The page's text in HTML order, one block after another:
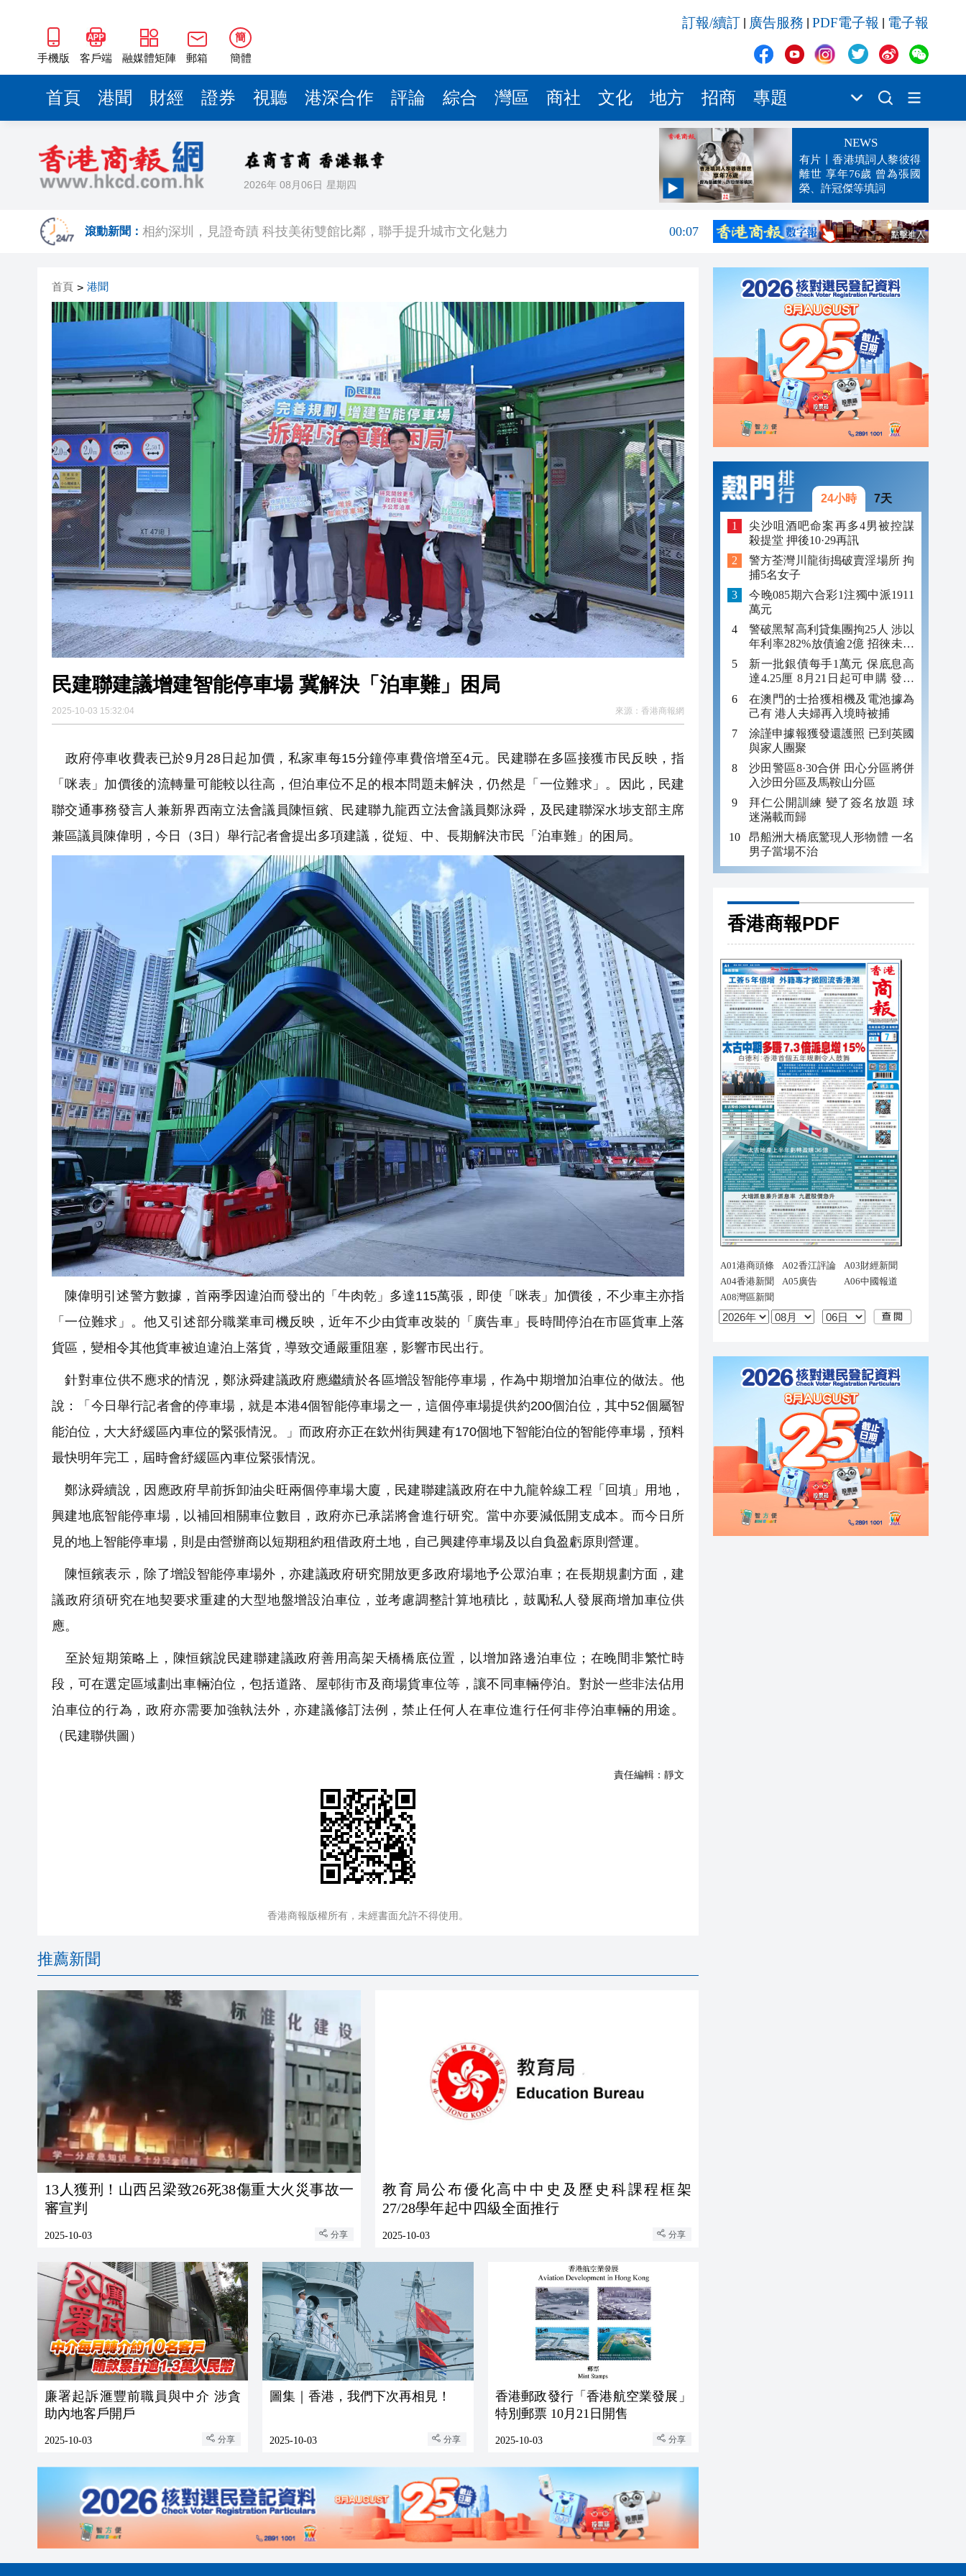
手機版 客戶端 融媒體矩陣 郵箱
簡
簡體
訂報/續訂 廣告服務 PDF電子報 電子報
首頁 港聞 財經 證券 視聽 港深合作 評論 綜合 灣區 商社 文化 地方 招商 專題
2026年 08月06日 星期四
NEWS
有片丨香港填詞人黎彼得
離世 享年76歲 曾為張國
榮、許冠傑等填詞
滾動新聞：
00:19
相約深圳，見證奇蹟 科技美術雙館比鄰，聯手提升城市文化魅力
00:07
美股觀望非農數據 道指跌逾百點
有片丨孕婦羊水破裂即將臨盆 正遇晚高峰 情況危急 鐵騎交警一路開道護送
23:12
東涌巴士撞電單車 巴士司機涉危駕被捕
23:12
有片丨清淡不等於吃素！ 清淡飲食正在毀掉很多老人的晚年健康
23:00
首頁 > 港聞
民建聯建議增建智能停車場 冀解決「泊車難」困局
2025-10-03 15:32:04 來源： 香港商報網
政府停車收費表已於9月28日起加價，私家車每15分鐘停車費倍增至4元。民建聯在多區接獲市民反映，指
「咪表」加價後的流轉量可能較以往高，但泊車位不足的根本問題未解決，仍然是「一位難求」。因此，民建
聯交通事務發言人兼新界西南立法會議員陳恒鑌、民建聯九龍西立法會議員鄭泳舜，及民建聯深水埗支部主席
兼區議員陳偉明，今日（3日）舉行記者會提出多項建議，從短、中、長期解決市民「泊車難」的困局。
陳偉明引述警方數據，首兩季因違泊而發出的「牛肉乾」多達115萬張，即使「咪表」加價後，不少車主亦指
「一位難求」。他又引述部分職業車司機反映，近年不少由貨車改裝的「廣告車」長時間停泊在市區貨車上落
貨區，變相令其他貨車被迫違泊上落貨，導致交通嚴重阻塞，影響市民出行。
針對車位供不應求的情況，鄭泳舜建議政府應繼續於各區增設智能停車場，作為中期增加泊車位的做法。他
說：「今日舉行記者會的停車場，就是本港4個智能停車場之一，這個停車場提供約200個泊位，其中52個屬智
能泊位，大大紓緩區內車位的緊張情況。」而政府亦正在欽州街興建有170個地下智能泊位的智能停車場，預料
最快明年完工，屆時會紓緩區內車位緊張情況。
鄭泳舜續說，因應政府早前拆卸油尖旺兩個停車場大廈，民建聯建議政府在中九龍幹線工程「回填」用地，
興建地底智能停車場，以補回相關車位數目，政府亦已承諾將會進行研究。當中亦要減低開支成本。而今日所
見的地上智能停車場，則是由營辦商以短期租約租借政府土地，自己興建停車場及以自負盈虧原則營運。
陳恒鑌表示，除了增設智能停車場外，亦建議政府研究開放更多政府場地予公眾泊車；在長期規劃方面，建
議政府須研究在地契要求重建的大型地盤增設泊車位，並考慮調整計算地積比，鼓勵私人發展商增加車位供
應。
至於短期策略上，陳恒鑌說民建聯建議政府善用高架天橋橋底位置，以增加路邊泊車位；在晚間非繁忙時
段，可在選定區域劃出車輛泊位，包括道路、屋邨街市及商場貨車位等，讓不同車輛停泊。對於一些非法佔用
泊車位的行為，政府亦需要加強執法外，亦建議修訂法例，禁止任何人在車位進行任何非停泊車輛的用途。
（民建聯供圖）
責任編輯： 靜文
香港商報版權所有，未經書面允許不得使用。
推薦新聞
13人獲刑！山西呂梁致26死38傷重大火災事故一
審宣判
2025-10-03 分享
教育局公布優化高中中史及歷史科課程框架
27/28學年起中四級全面推行
2025-10-03 分享
廉署起訴滙豐前職員與中介 涉貪
助內地客戶開戶
2025-10-03 分享
圖集｜香港，我們下次再相見！
2025-10-03 分享
香港郵政發行「香港航空業發展」
特別郵票 10月21日開售
2025-10-03 分享
24小時 7天
尖沙咀酒吧命案再多4男被控謀
殺提堂 押後10·29再訊
警方荃灣川龍街搗破賣淫場所 拘
捕5名女子
今晚085期六合彩1注獨中派1911
萬元
警破黑幫高利貸集團拘25人 涉以
年利率282%放債逾2億 招徠未成
年追數
新一批銀債每手1萬元 保底息高
達4.25厘 8月21日起可申購 發行
金額最多550億
在澳門的士拾獲相機及電池據為
己有 港人夫婦再入境時被捕
涂謹申據報獲發還護照 已到英國
與家人團聚
沙田警區8·30合併 田心分區將併
入沙田分區及馬鞍山分區
拜仁公開訓練 變了簽名放題 球
迷滿載而歸
昂船洲大橋底驚現人形物體 一名
男子當場不治
香港商報PDF